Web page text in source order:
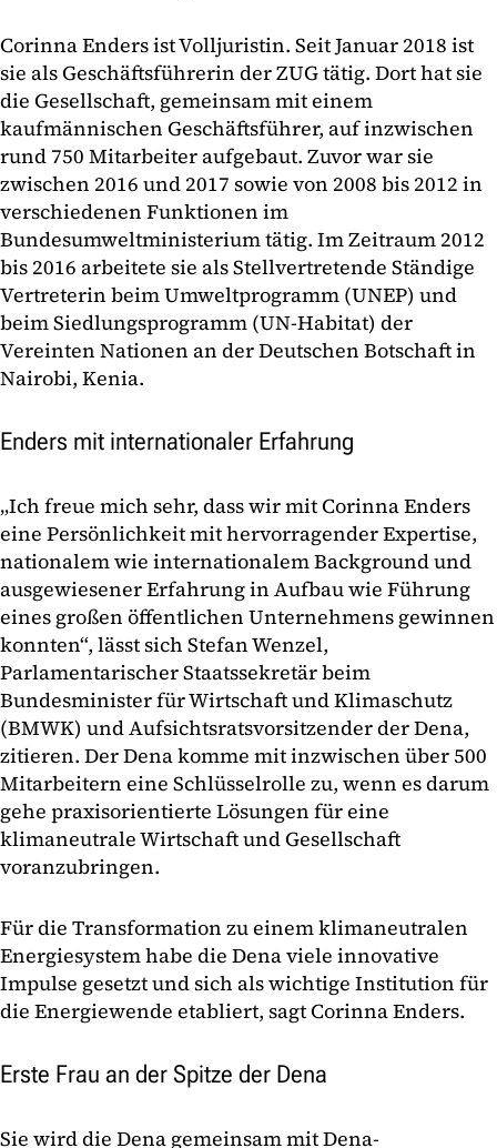
Corinna Enders ist Volljuristin. Seit Januar 2018 ist
sie als Geschäftsführerin der ZUG tätig. Dort hat sie
die Gesellschaft, gemeinsam mit einem
kaufmännischen Geschäftsführer, auf inzwischen
rund 750 Mitarbeiter aufgebaut. Zuvor war sie
zwischen 2016 und 2017 sowie von 2008 bis 2012 in
verschiedenen Funktionen im
Bundesumweltministerium tätig. Im Zeitraum 2012
bis 2016 arbeitete sie als Stellvertretende Ständige
Vertreterin beim Umweltprogramm (UNEP) und
beim Siedlungsprogramm (UN-Habitat) der
Vereinten Nationen an der Deutschen Botschaft in
Nairobi, Kenia.
Enders mit internationaler Erfahrung
„Ich freue mich sehr, dass wir mit Corinna Enders
eine Persönlichkeit mit hervorragender Expertise,
nationalem wie internationalem Background und
ausgewiesener Erfahrung in Aufbau wie Führung
eines großen öffentlichen Unternehmens gewinnen
konnten“, lässt sich Stefan Wenzel,
Parlamentarischer Staatssekretär beim
Bundesminister für Wirtschaft und Klimaschutz
(BMWK) und Aufsichtsratsvorsitzender der Dena,
zitieren. Der Dena komme mit inzwischen über 500
Mitarbeitern eine Schlüsselrolle zu, wenn es darum
gehe praxisorientierte Lösungen für eine
klimaneutrale Wirtschaft und Gesellschaft
voranzubringen.
Für die Transformation zu einem klimaneutralen
Energiesystem habe die Dena viele innovative
Impulse gesetzt und sich als wichtige Institution für
die Energiewende etabliert, sagt Corinna Enders.
Erste Frau an der Spitze der Dena
Sie wird die Dena gemeinsam mit Dena-